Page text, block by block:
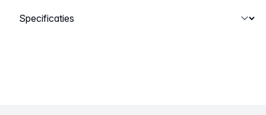
Selecteer een tabblad